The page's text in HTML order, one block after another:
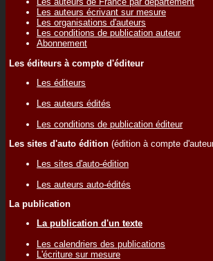
Les auteurs écrivant sur mesure
Les organisations d'auteurs
Les conditions de publication auteur
Abonnement
Les éditeurs à compte d'éditeur
Les éditeurs
Les auteurs édités
Les conditions de publication éditeur
Les sites d'auto édition (édition à compte
Les sites d'auto-édition
Les auteurs auto-édités
La publication
La publication d'un texte
Les calendriers des publications
L'écriture sur mesure